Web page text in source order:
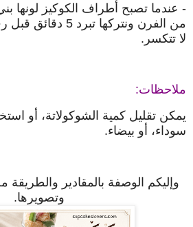
- عندما تصبح أطراف الكوكيز لونها
من الفرن ونتركها
لا تتكسر.
ملاحظات:
يمكن تقليل كمية الشوكولاتة، أو
سوداء، أو بيضاء.
وإليكم الوصفة بالمقادير
وتصويرها.